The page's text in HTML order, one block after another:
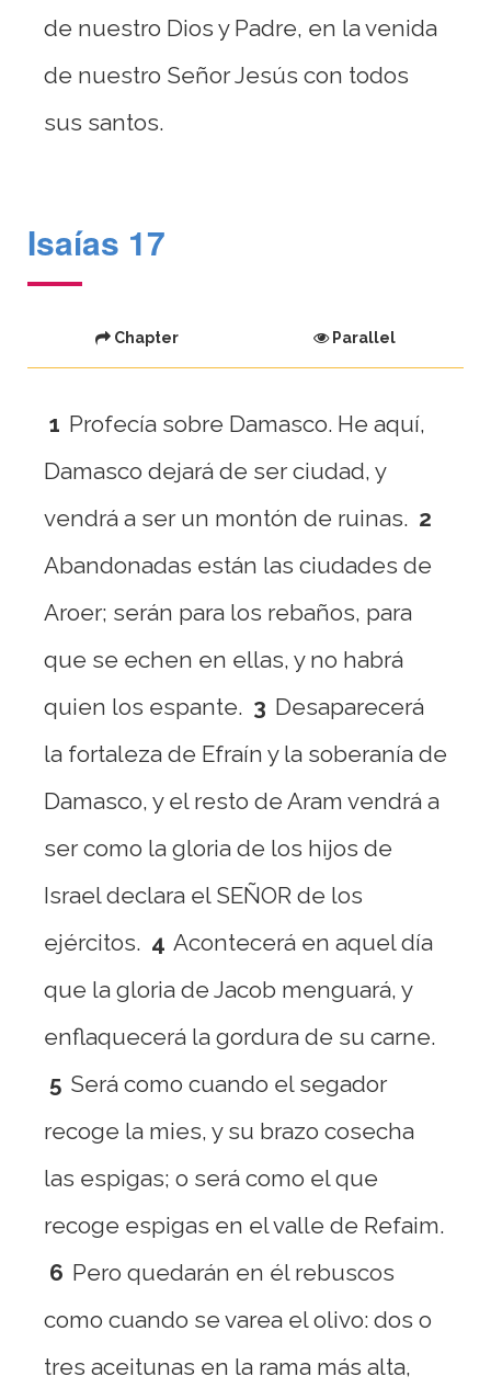
de nuestro Dios y Padre, en la venida
de nuestro Señor Jesús con todos
sus santos.
Isaías 17
Chapter Parallel
1 Profecía sobre Damasco. He aquí,
Damasco dejará de ser ciudad, y
vendrá a ser un montón de ruinas. 2
Abandonadas están las ciudades de
Aroer; serán para los rebaños, para
que se echen en ellas, y no habrá
quien los espante. 3 Desaparecerá
la fortaleza de Efraín y la soberanía de
Damasco, y el resto de Aram vendrá a
ser como la gloria de los hijos de
Israel declara el SEÑOR de los
ejércitos. 4 Acontecerá en aquel día
que la gloria de Jacob menguará, y
enflaquecerá la gordura de su carne.
5 Será como cuando el segador
recoge la mies, y su brazo cosecha
las espigas; o será como el que
recoge espigas en el valle de Refaim.
6 Pero quedarán en él rebuscos
como cuando se varea el olivo: dos o
tres aceitunas en la rama más alta,